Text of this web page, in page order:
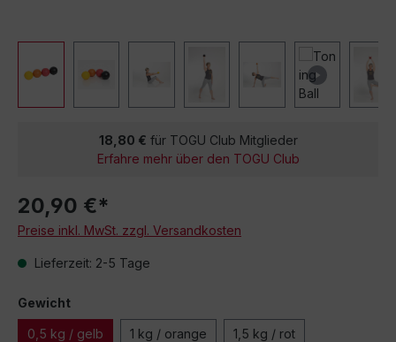
18,80 € für TOGU Club Mitglieder
Erfahre mehr über den TOGU Club
20,90 €*
Preise inkl. MwSt. zzgl. Versandkosten
Lieferzeit: 2-5 Tage
Gewicht
0,5 kg / gelb 1 kg / orange 1,5 kg / rot